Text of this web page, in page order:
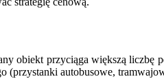
obiekt przyciąga większą liczbę
autobusowe,